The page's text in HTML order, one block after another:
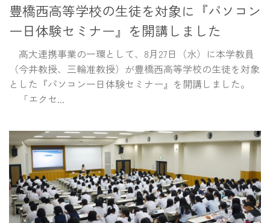
豊橋西高等学校の生徒を対象に『パソコン
一日体験セミナー』を開講しました
高大連携事業の一環として、8月27日（水）に本学教員
（今井教授、三輪准教授）が豊橋西高等学校の生徒を対象
とした『パソコン一日体験セミナー』を開講しました。
「エクセ...